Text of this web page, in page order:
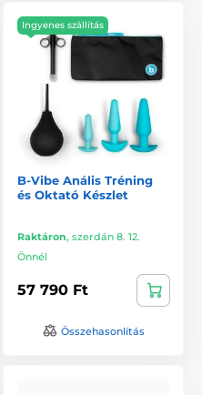
Ingyenes szállítás
B-Vibe Anális Tréning
és Oktató Készlet
Raktáron, szerdán 8. 12.
Önnél
57 790 Ft
Összehasonlítás